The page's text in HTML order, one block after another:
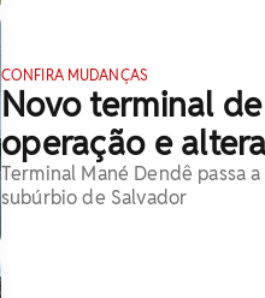
CONFIRA MUDANÇAS
Novo terminal
operação e
Terminal Mané Dendê passa
subúrbio de Salvador